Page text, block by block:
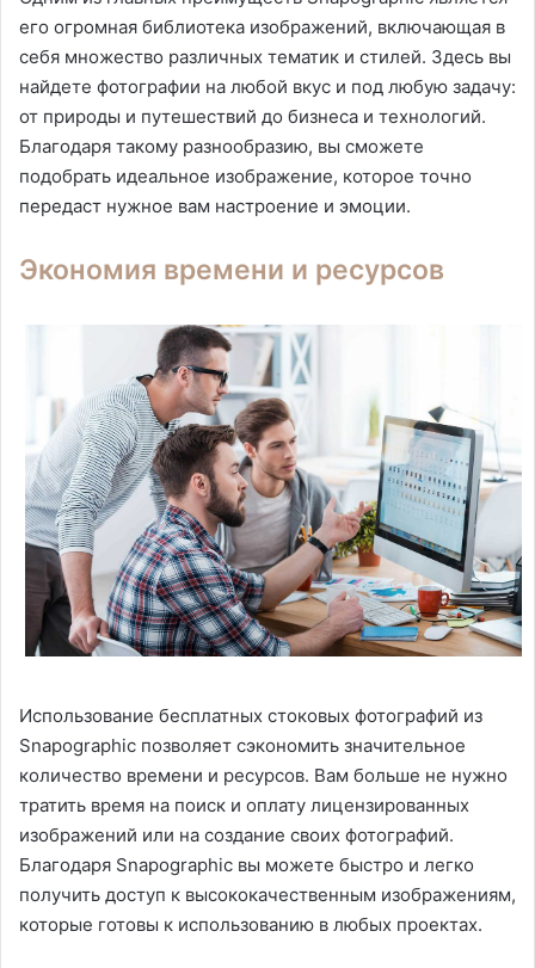
его огромная библиотека изображений, включающая в
себя множество различных тематик и стилей. Здесь вы
найдете фотографии на любой вкус и под любую задачу:
от природы и путешествий до бизнеса и технологий.
Благодаря такому разнообразию, вы сможете
подобрать идеальное изображение, которое точно
передаст нужное вам настроение и эмоции.
Экономия времени и ресурсов
Использование бесплатных стоковых фотографий из
Snapographic позволяет сэкономить значительное
количество времени и ресурсов. Вам больше не нужно
тратить время на поиск и оплату лицензированных
изображений или на создание своих фотографий.
Благодаря Snapographic вы можете быстро и легко
получить доступ к высококачественным изображениям,
которые готовы к использованию в любых проектах.